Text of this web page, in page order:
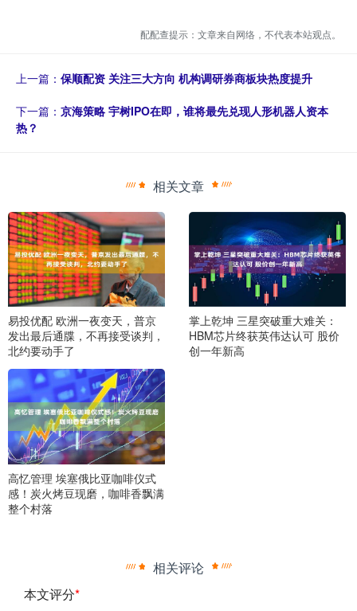
配配查提示：文章来自网络，不代表本站观点。
上一篇： 保顺配资 关注三大方向 机构调研券商板块热度提升
下一篇： 京海策略 宇树IPO在即，谁将最先兑现人形机器人资本
热？
相关文章
易投优配 欧洲一夜变天，普京
发出最后通牒，不再接受谈判，
北约要动手了
掌上乾坤 三星突破重大难关：
HBM芯片终获英伟达认可 股价
创一年新高
高忆管理 埃塞俄比亚咖啡仪式
感！炭火烤豆现磨，咖啡香飘满
整个村落
相关评论
本文评分*